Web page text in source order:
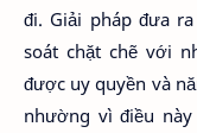
đi. Giải pháp đưa
soát chặt chẽ với
được uy quyền và
nhường vì điều